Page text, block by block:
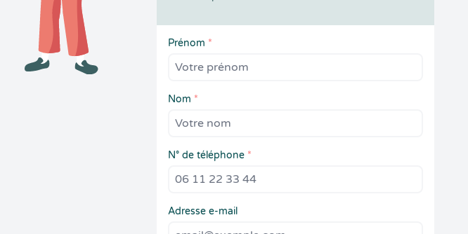
Prénom *
Nom *
N° de téléphone *
Adresse e-mail